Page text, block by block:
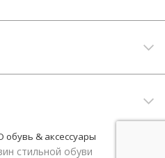
обувь & аксессуары
стильной обуви